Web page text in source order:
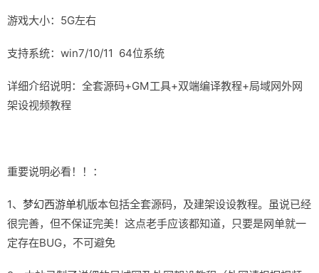
游戏大小：5G左右
支持系统：win7/10/11 64位系统
详细介绍说明：全套源码+GM工具+双端编译教程+局域网外网
架设视频教程
重要说明必看！！：
1、 梦幻西游单机版本包括全套源码，及建架设设教程。虽说已经
很完善，但不保证完美！这点老手应该都知道，只要是网单就一
定存在BUG，不可避免